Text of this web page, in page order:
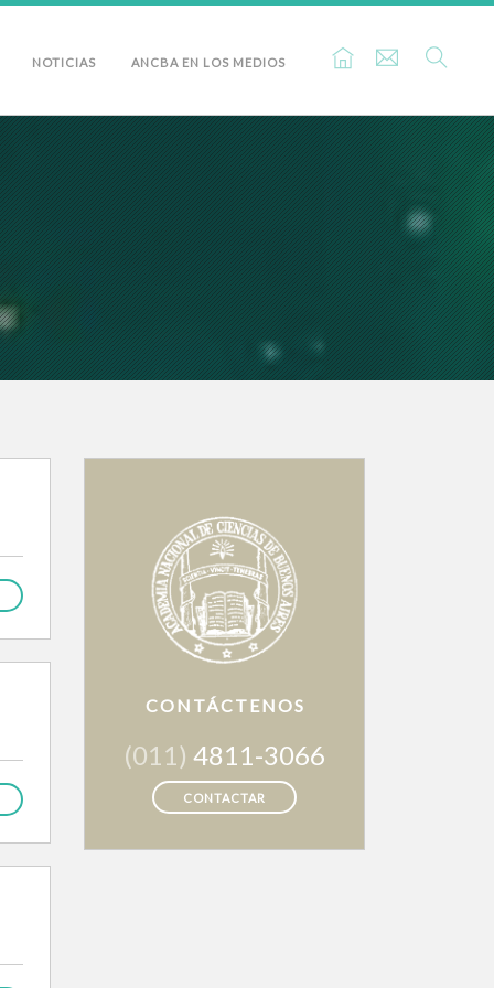
NOTICIAS ANCBA EN LOS MEDIOS
CONTÁCTENOS
(011) 4811-3066
CONTACTAR